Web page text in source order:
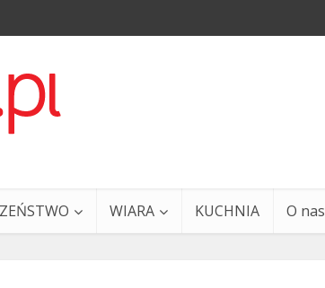
WIARA KUCHNIA O nas